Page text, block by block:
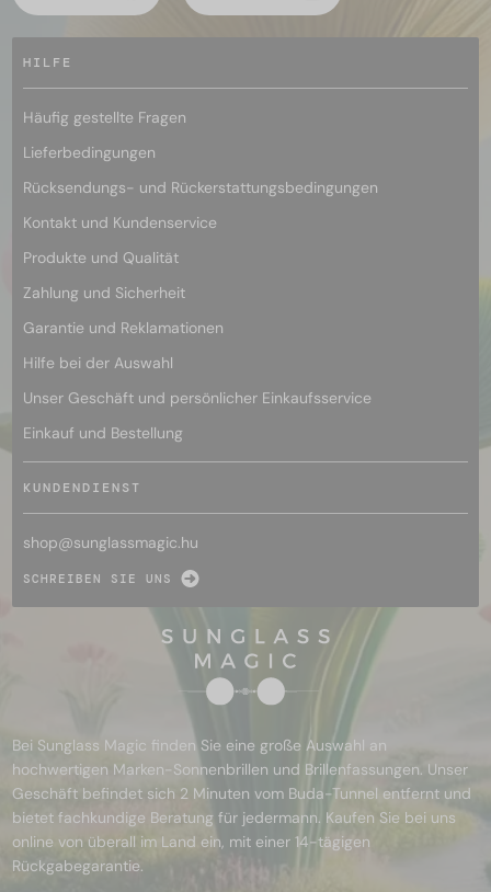
HILFE
Häufig gestellte Fragen
Lieferbedingungen
Rücksendungs- und Rückerstattungsbedingungen
Kontakt und Kundenservice
Produkte und Qualität
Zahlung und Sicherheit
Garantie und Reklamationen
Hilfe bei der Auswahl
Unser Geschäft und persönlicher Einkaufsservice
Einkauf und Bestellung
KUNDENDIENST
shop@sunglassmagic.hu
SCHREIBEN SIE UNS
Bei Sunglass Magic finden Sie eine große Auswahl an
hochwertigen Marken-Sonnenbrillen und Brillenfassungen. Unser
Geschäft befindet sich 2 Minuten vom Buda-Tunnel entfernt und
bietet fachkundige Beratung für jedermann. Kaufen Sie bei uns
online von überall im Land ein, mit einer 14-tägigen
Rückgabegarantie.